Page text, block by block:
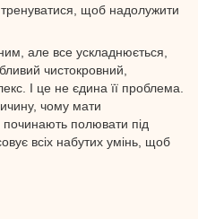
щоб надолужити
але все ускладнюється,
чистокровний,
І це не єдина її проблема.
чому мати
починають полювати під
всіх набутих умінь, щоб